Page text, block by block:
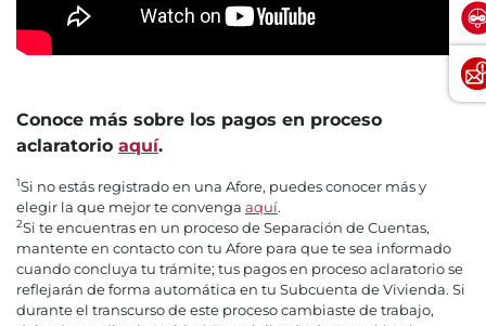
Conoce más sobre los pagos en proceso
aclaratorio aquí.
1Si no estás registrado en una Afore, puedes conocer más y
elegir la que mejor te convenga aquí.
2Si te encuentras en un proceso de Separación de Cuentas,
mantente en contacto con tu Afore para que te sea informado
cuando concluya tu trámite; tus pagos en proceso aclaratorio se
reflejarán de forma automática en tu Subcuenta de Vivienda. Si
durante el transcurso de este proceso cambiaste de trabajo,